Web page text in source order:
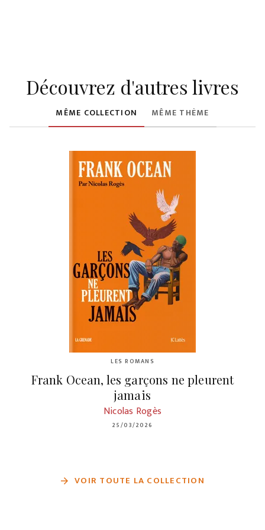
Découvrez d'autres livres
MÊME COLLECTION MÊME THÈME
LES ROMANS
Frank Ocean, les garçons ne pleurent
jamais
Nicolas Rogès
25/03/2026
arrow_forward VOIR TOUTE LA COLLECTION